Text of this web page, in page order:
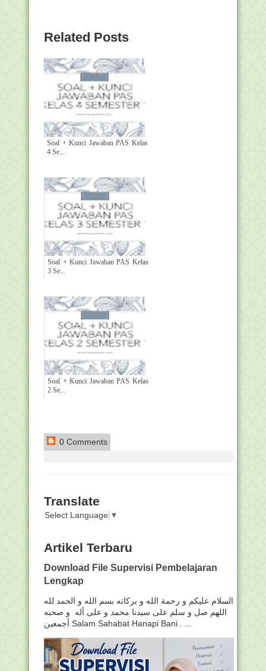
Related Posts
Soal + Kunci Jawaban PAS Kelas
4 Se...
Soal + Kunci Jawaban PAS Kelas
3 Se...
Soal + Kunci Jawaban PAS Kelas
2 Se...
0 Comments
Translate
Select Language ▼
Artikel Terbaru
Download File Supervisi Pembelajaran
Lengkap
السلام عليكم و رحمة الله و بركاته بسم الله و الحمد لله
اللهم صل و سلم على سيدنا محمد و على أله و صحبه
أجمعين Salam Sahabat Hanapi Bani . ...